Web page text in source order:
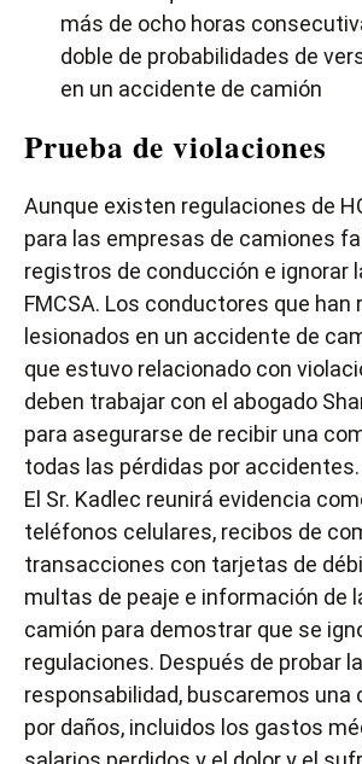
más de ocho horas
doble de probabilidades de
en un accidente de camión
Prueba de violaciones
Aunque existen regulaciones de
para las empresas de camiones
registros de conducción e ignorar
FMCSA. Los conductores que han
lesionados en un accidente de
que estuvo relacionado con
deben trabajar con el abogado
para asegurarse de recibir una
todas las pérdidas por accidentes.
El Sr. Kadlec reunirá evidencia
teléfonos celulares, recibos de
transacciones con tarjetas de
multas de peaje e información de
camión para demostrar que se
regulaciones. Después de probar la
responsabilidad, buscaremos una
por daños, incluidos los gastos